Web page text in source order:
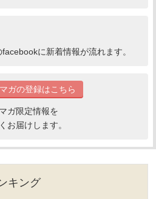
に新着情報が流れます。
ガの登録はこちら
ガ限定情報を
お届けします。
キング